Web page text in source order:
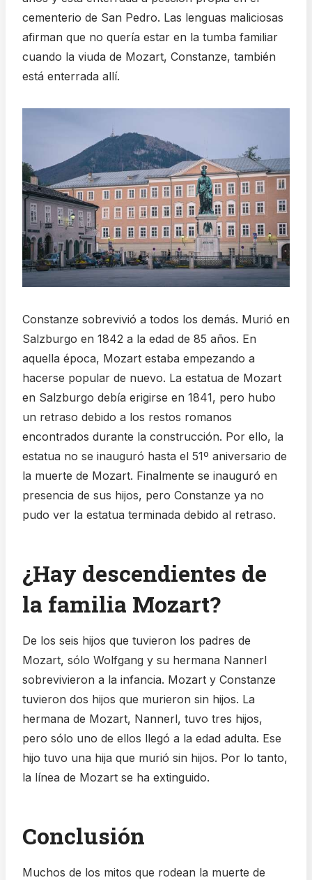
cementerio de San Pedro. Las lenguas maliciosas
afirman que no quería estar en la tumba familiar
cuando la viuda de Mozart, Constanze, también
está enterrada allí.
Constanze sobrevivió a todos los demás. Murió en
Salzburgo en 1842 a la edad de 85 años. En
aquella época, Mozart estaba empezando a
hacerse popular de nuevo. La estatua de Mozart
en Salzburgo debía erigirse en 1841, pero hubo
un retraso debido a los restos romanos
encontrados durante la construcción. Por ello, la
estatua no se inauguró hasta el 51º aniversario de
la muerte de Mozart. Finalmente se inauguró en
presencia de sus hijos, pero Constanze ya no
pudo ver la estatua terminada debido al retraso.
¿Hay descendientes de
la familia Mozart?
De los seis hijos que tuvieron los padres de
Mozart, sólo Wolfgang y su hermana Nannerl
sobrevivieron a la infancia. Mozart y Constanze
tuvieron dos hijos que murieron sin hijos. La
hermana de Mozart, Nannerl, tuvo tres hijos,
pero sólo uno de ellos llegó a la edad adulta. Ese
hijo tuvo una hija que murió sin hijos. Por lo tanto,
la línea de Mozart se ha extinguido.
Conclusión
Muchos de los mitos que rodean la muerte de